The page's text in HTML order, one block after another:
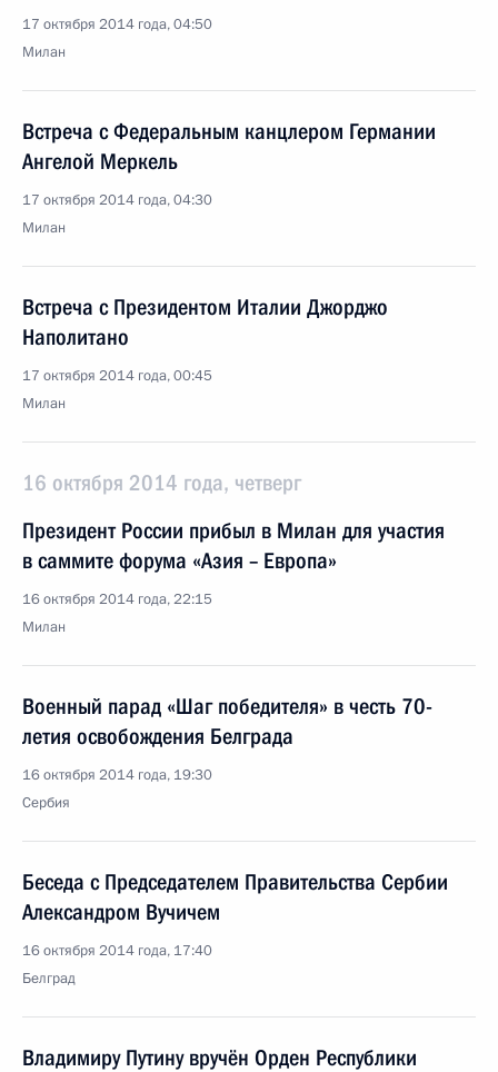
17 октября 2014 года, 04:50
Милан
Встреча с Федеральным канцлером Германии
Ангелой Меркель
17 октября 2014 года, 04:30
Милан
Встреча с Президентом Италии Джорджо
Наполитано
17 октября 2014 года, 00:45
Милан
16 октября 2014 года, четверг
Президент России прибыл в Милан для участия
в саммите форума «Азия – Европа»
16 октября 2014 года, 22:15
Милан
Военный парад «Шаг победителя» в честь 70-
летия освобождения Белграда
16 октября 2014 года, 19:30
Сербия
Беседа с Председателем Правительства Сербии
Александром Вучичем
16 октября 2014 года, 17:40
Белград
Владимиру Путину вручён Орден Республики